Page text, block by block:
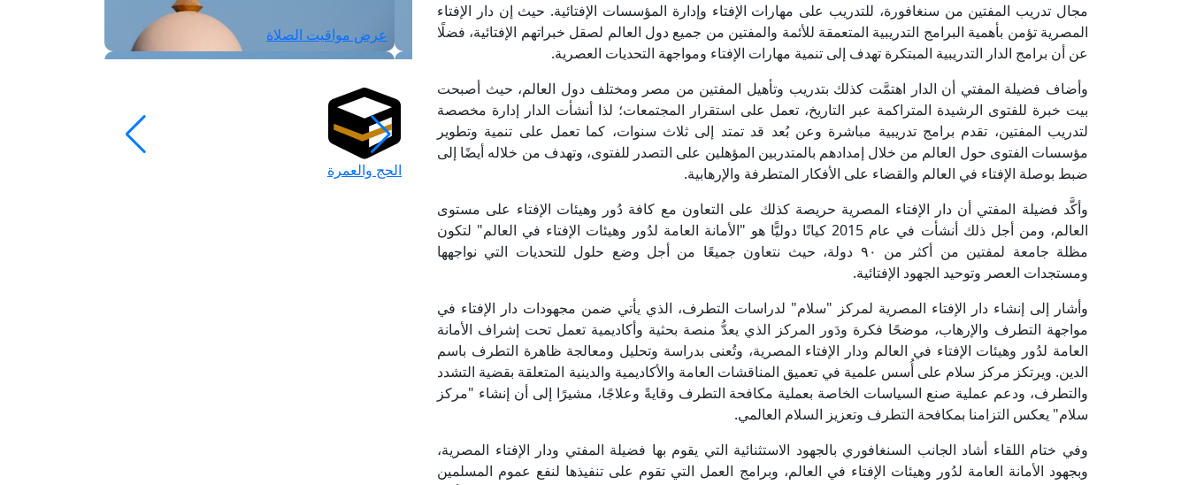
مجال تدريب المفتين من سنغافورة، للتدريب على مهارات الإفتاء وإدارة المؤسسات الإفتائية. حيث إن دار الإفتاء
المصرية تؤمن بأهمية البرامج التدريبية المتعمقة للأئمة والمفتين من جميع دول العالم لصقل خبراتهم الإفتائية، فضلًا
عن أن برامج الدار التدريبية المبتكرة تهدف إلى تنمية مهارات الإفتاء ومواجهة التحديات العصرية.
وأضاف فضيلة المفتي أن الدار اهتمَّت كذلك بتدريب وتأهيل المفتين من مصر ومختلف دول العالم، حيث أصبحت
بيت خبرة للفتوى الرشيدة المتراكمة عبر التاريخ، تعمل على استقرار المجتمعات؛ لذا أنشأت الدار إدارة مخصصة
لتدريب المفتين، تقدم برامج تدريبية مباشرة وعن بُعد قد تمتد إلى ثلاث سنوات، كما تعمل على تنمية وتطوير
مؤسسات الفتوى حول العالم من خلال إمدادهم بالمتدربين المؤهلين على التصدر للفتوى، وتهدف من خلاله أيضًا إلى
ضبط بوصلة الإفتاء في العالم والقضاء على الأفكار المتطرفة والإرهابية.
وأكَّد فضيلة المفتي أن دار الإفتاء المصرية حريصة كذلك على التعاون مع كافة دُور وهيئات الإفتاء على مستوى
العالم، ومن أجل ذلك أنشأت في عام 2015 كيانًا دوليًّا هو "الأمانة العامة لدُور وهيئات الإفتاء في العالم" لتكون
مظلة جامعة لمفتين من أكثر من ٩٠ دولة، حيث نتعاون جميعًا من أجل وضع حلول للتحديات التي نواجهها
ومستجدات العصر وتوحيد الجهود الإفتائية.
وأشار إلى إنشاء دار الإفتاء المصرية لمركز "سلام" لدراسات التطرف، الذي يأتي ضمن مجهودات دار الإفتاء في
مواجهة التطرف والإرهاب، موضحًا فكرة ودَور المركز الذي يعدُّ منصة بحثية وأكاديمية تعمل تحت إشراف الأمانة
العامة لدُور وهيئات الإفتاء في العالم ودار الإفتاء المصرية، وتُعنى بدراسة وتحليل ومعالجة ظاهرة التطرف باسم
الدين. ويرتكز مركز سلام على أُسس علمية في تعميق المناقشات العامة والأكاديمية والدينية المتعلقة بقضية التشدد
والتطرف، ودعم عملية صنع السياسات الخاصة بعملية مكافحة التطرف وقايةً وعلاجًا، مشيرًا إلى أن إنشاء "مركز
سلام" يعكس التزامنا بمكافحة التطرف وتعزيز السلام العالمي.
وفي ختام اللقاء أشاد الجانب السنغافوري بالجهود الاستثنائية التي يقوم بها فضيلة المفتي ودار الإفتاء المصرية،
وبجهود الأمانة العامة لدُور وهيئات الإفتاء في العالم، وبرامج العمل التي تقوم على تنفيذها لنفع عموم المسلمين
عرض مواقيت الصلاة
الحج والعمرة